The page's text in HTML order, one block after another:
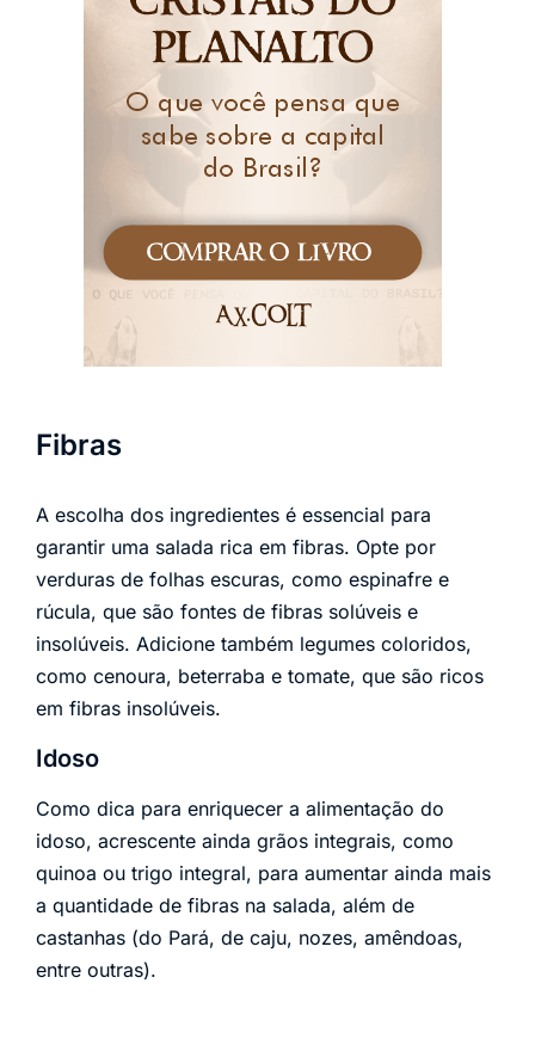
Fibras
A escolha dos ingredientes é essencial para
garantir uma salada rica em fibras. Opte por
verduras de folhas escuras, como espinafre e
rúcula, que são fontes de fibras solúveis e
insolúveis. Adicione também legumes coloridos,
como cenoura, beterraba e tomate, que são ricos
em fibras insolúveis.
Idoso
Como dica para enriquecer a alimentação do
idoso, acrescente ainda grãos integrais, como
quinoa ou trigo integral, para aumentar ainda mais
a quantidade de fibras na salada, além de
castanhas (do Pará, de caju, nozes, amêndoas,
entre outras).